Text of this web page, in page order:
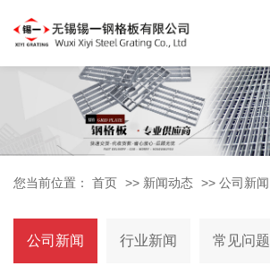
您当前位置： 首页 >> 新闻动态 >> 公司新闻
公司新闻 行业新闻 常见问题